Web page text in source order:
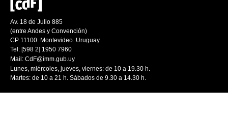
Av. 18 de Julio 885
(entre Andes y Convención)
CP 11100. Montevideo. Uruguay
Tel: [598 2] 1950 7960
Mail: CdF@imm.gub.uy
Lunes, miércoles, jueves, viernes: de 10 a 19.30 h.
Martes: de 10 a 21 h. Sábados de 9.30 a 14.30 h.